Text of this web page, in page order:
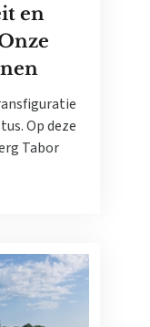
en
Op deze
Tabor